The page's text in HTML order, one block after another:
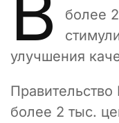
более
улучшения
более 2 тыс.